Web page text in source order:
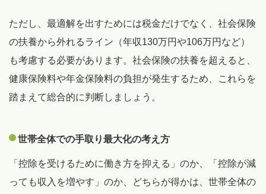
ただし、最適解を出すためには税金だけでなく、社会保険
の扶養から外れるライン（年収130万円や106万円など）
も考慮する必要があります。社会保険の扶養を超えると、
健康保険料や年金保険料の負担が発生するため、これらを
踏まえて総合的に判断しましょう。
世帯全体での手取り最大化の考え方
「控除を受けるために働き方を抑える」のか、「控除が減
っても収入を増やす」のか、どちらが得かは、世帯全体の